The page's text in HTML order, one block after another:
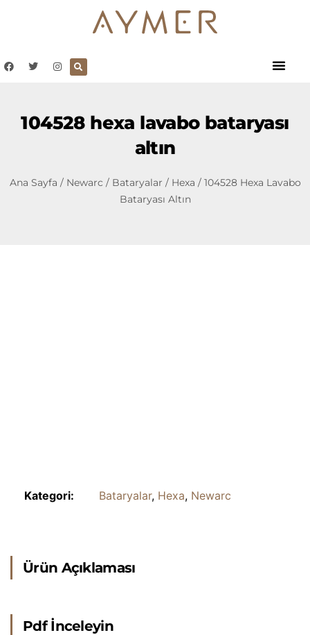
104528 hexa lavabo bataryası
altın
Ana Sayfa / Newarc / Bataryalar / Hexa / 104528 Hexa Lavabo
Bataryası Altın
Kategori: Bataryalar, Hexa, Newarc
Ürün Açıklaması
Pdf İnceleyin